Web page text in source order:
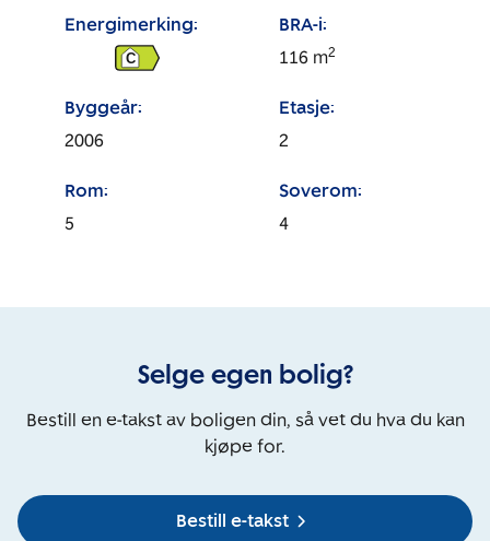
Energimerking:
C
BRA-i:
116 m2
Byggeår:
2006
Etasje:
2
Rom:
5
Soverom:
4
Selge egen bolig?
Bestill en e-takst av boligen din, så vet du hva du kan
kjøpe for.
Bestill e-takst